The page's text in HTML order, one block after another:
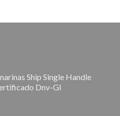
Ship Single Handle
Dnv-Gl